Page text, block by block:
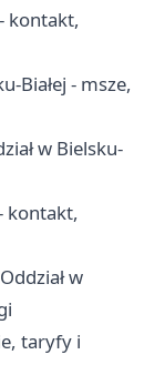
kontakt,
Białej - msze,
w Bielsku-
kontakt,
w
taryfy i